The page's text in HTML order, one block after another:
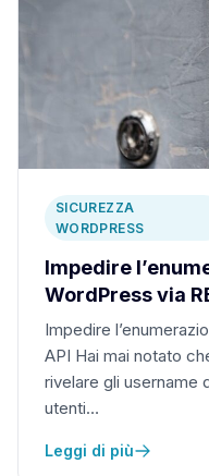
SICUREZZA
WORDPRESS
Impedire
WordPress via
Impedire
API Hai mai notato
rivelare gli username
utenti…
Leggi di più